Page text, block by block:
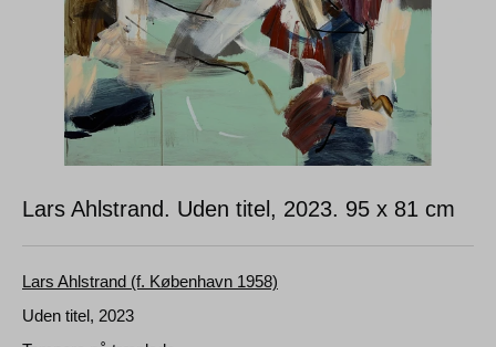
Lars Ahlstrand. Uden titel, 2023. 95 x 81 cm
Lars Ahlstrand (f. København 1958)
Uden titel, 2023